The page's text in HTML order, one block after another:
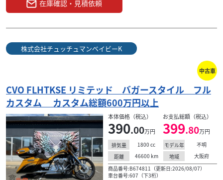
ルカス...
390
バガースタイル！ カスタム総額６００万円以上！ 仕上
チハンドル、マフラー、独立管、エアクリ、トリプル
在庫確認・見積依頼
株式会社チュッチュマンベイビーK
中古車
CVO FLHTKSE リミテッド バガースタイル フル
カスタム カスタム総額600万円以上
本体価格（税込）
390.00万円
お支払総額（税込）
399.80万円
排気量 1800 cc モデル年
不明
距離
46600 km 地域
大阪府
商品番号:B674811（更新日:2026/08/07）
車台番号:607（下3桁）